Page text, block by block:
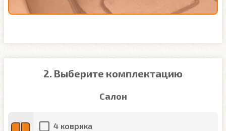
2. Выберите комплектацию
Салон
4 коврика